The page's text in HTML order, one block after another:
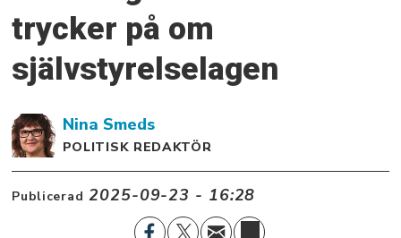
trycker på om
självstyrelselagen
Nina Smeds
POLITISK REDAKTÖR
Publicerad 2025-09-23 - 16:28